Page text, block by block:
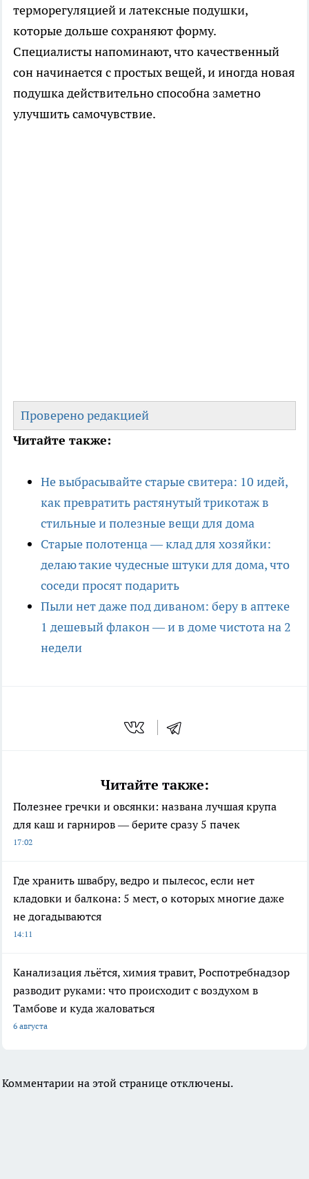
терморегуляцией и латексные подушки,
которые дольше сохраняют форму.
Специалисты напоминают, что качественный
сон начинается с простых вещей, и иногда новая
подушка действительно способна заметно
улучшить самочувствие.
Проверено редакцией
Читайте также:
Не выбрасывайте старые свитера: 10 идей,
как превратить растянутый трикотаж в
стильные и полезные вещи для дома
Старые полотенца — клад для хозяйки:
делаю такие чудесные штуки для дома, что
соседи просят подарить
Пыли нет даже под диваном: беру в аптеке
1 дешевый флакон — и в доме чистота на 2
недели
Читайте также:
Полезнее гречки и овсянки: названа лучшая крупа
для каш и гарниров — берите сразу 5 пачек
17:02
Где хранить швабру, ведро и пылесос, если нет
кладовки и балкона: 5 мест, о которых многие даже
не догадываются
14:11
Канализация льётся, химия травит, Роспотребнадзор
разводит руками: что происходит с воздухом в
Тамбове и куда жаловаться
6 августа
Комментарии на этой странице отключены.